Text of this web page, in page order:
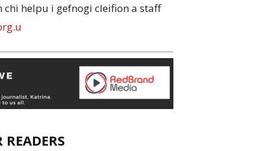
helpu i gefnogi cleifion a staff
READERS